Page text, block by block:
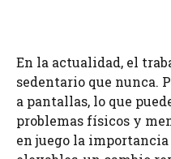
En la actualidad, el
sedentario que nunca.
a pantallas, lo que
problemas físicos y
en juego la